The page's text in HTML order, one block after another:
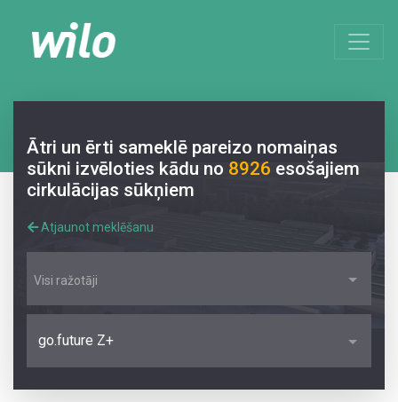
Ātri un ērti sameklē pareizo nomaiņas
sūkni izvēloties kādu no 8926 esošajiem
cirkulācijas sūkņiem
Atjaunot meklēšanu
Visi ražotāji
go.future Z+